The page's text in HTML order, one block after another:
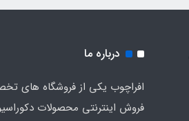
درباره ما
افراچوب یکی از فروشگاه های
فروش اینترنتی محصولات